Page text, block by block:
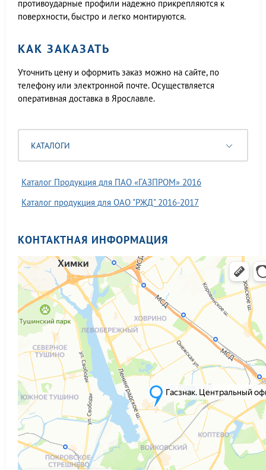
противоударные профили надежно прикрепляются к
поверхности, быстро и легко монтируются.
КАК ЗАКАЗАТЬ
Уточнить цену и оформить заказ можно на сайте, по
телефону или электронной почте. Осуществляется
оперативная доставка в Ярославле.
КАТАЛОГИ
Каталог Продукция для ПАО «ГАЗПРОМ» 2016
Каталог продукция для ОАО "РЖД" 2016-2017
КОНТАКТНАЯ ИНФОРМАЦИЯ